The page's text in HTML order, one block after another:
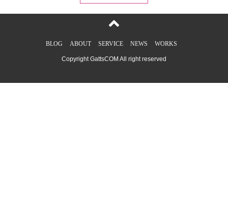
たら、だらだら〜とインストールが始まってPackage
じくSSHのLaravelルートで実行してください。php artisan
configディレクトリにbackup.phpが生成されます。こちら
BLOG ABOUT SERVICE NEWS WORKS
Copyright GattsCOM All right reserved